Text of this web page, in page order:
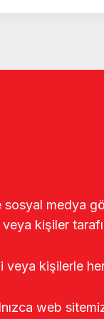
medya
kişiler
veya kişilerle
web